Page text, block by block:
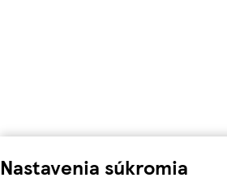
Nastavenia súkromia